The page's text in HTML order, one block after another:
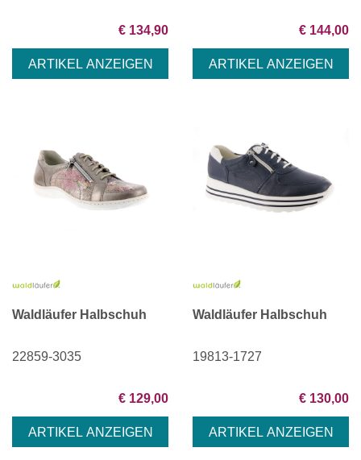
€ 134,90 € 144,00
Waldläufer Halbschuh
22859-3035
€ 129,00
Waldläufer Halbschuh
19813-1727
€ 130,00